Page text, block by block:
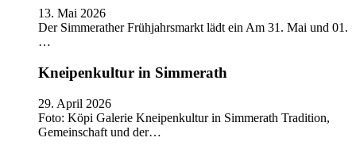
13. Mai 2026
Der Simmerather Frühjahrsmarkt lädt ein Am 31. Mai und 01.
…
Kneipenkultur in Simmerath
29. April 2026
Foto: Köpi Galerie Kneipenkultur in Simmerath Tradition,
Gemeinschaft und der…